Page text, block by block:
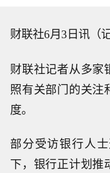
财联社6月3日讯（
财联社记者从多家
照有关部门的关注
度。
部分受访银行人
下，银行正计划推